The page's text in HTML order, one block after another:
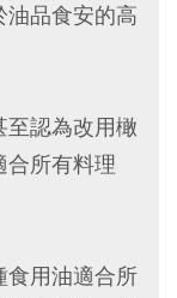
品食安的高
認為改用橄
合所有料理
食用油適合所